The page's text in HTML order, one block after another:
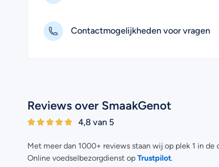
Contactmogelijkheden voor vragen
Reviews over SmaakGenot
4,8 van 5
Met meer dan 1000+ reviews staan wij op plek 1 in de
Online voedselbezorgdienst op Trustpilot